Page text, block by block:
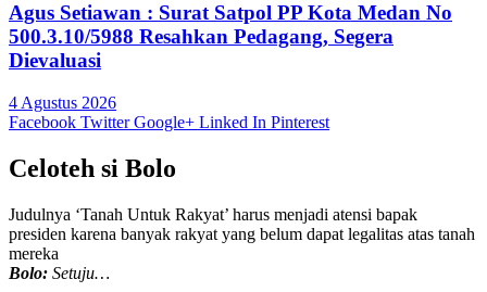
Agus Setiawan : Surat Satpol PP Kota Medan No
500.3.10/5988 Resahkan Pedagang, Segera
Dievaluasi
4 Agustus 2026
Facebook Twitter Google+ Linked In Pinterest
Celoteh si Bolo
Judulnya ‘Tanah Untuk Rakyat’ harus menjadi atensi bapak
presiden karena banyak rakyat yang belum dapat legalitas atas tanah
mereka
Bolo: Setuju…